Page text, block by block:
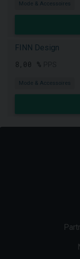
Mode & Accessoires
FINN Design
8,00 %
Mode & Accessoires